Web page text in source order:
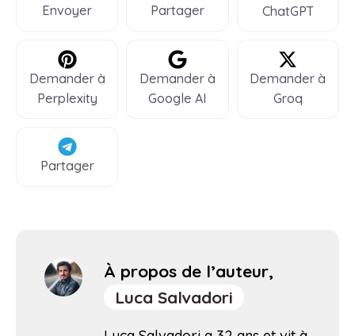
Envoyer Partager
ChatGPT
Demander à
Perplexity
Demander à
Google AI
Demander à
Groq
Partager
À propos de l’auteur,
Luca Salvadori